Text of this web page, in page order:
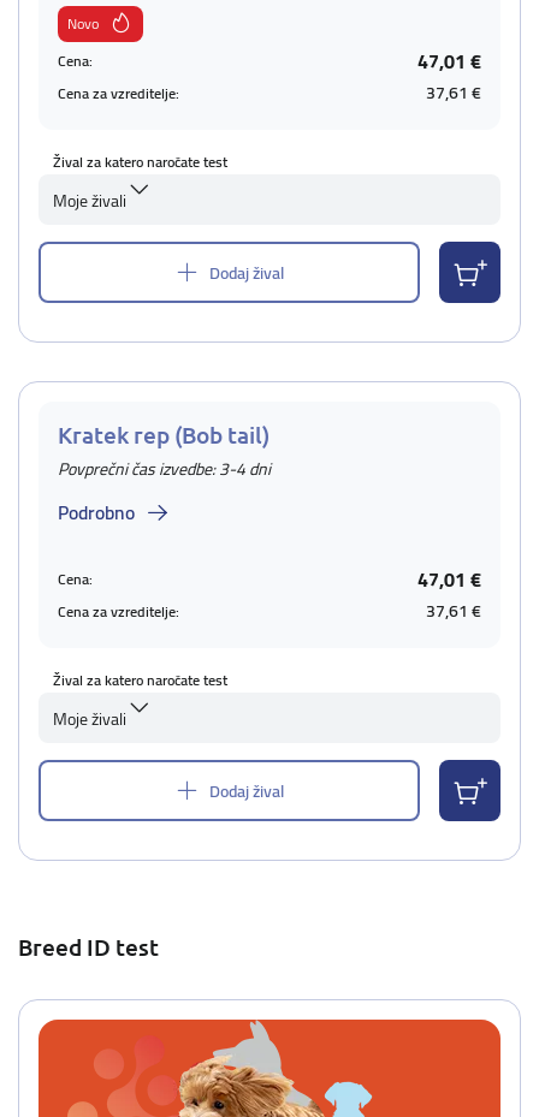
Novo
Cena:
47,01 €
Cena za vzreditelje: 37,61 €
Žival za katero naročate test
Moje živali
Dodaj žival
Kratek rep (Bob tail)
Povprečni čas izvedbe: 3-4 dni
Podrobno
Cena: 47,01 €
Cena za vzreditelje: 37,61 €
Žival za katero naročate test
Moje živali
Dodaj žival
Breed ID test